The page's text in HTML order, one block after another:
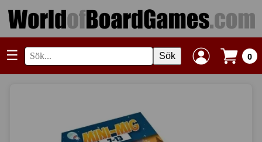
☰ Sök 0